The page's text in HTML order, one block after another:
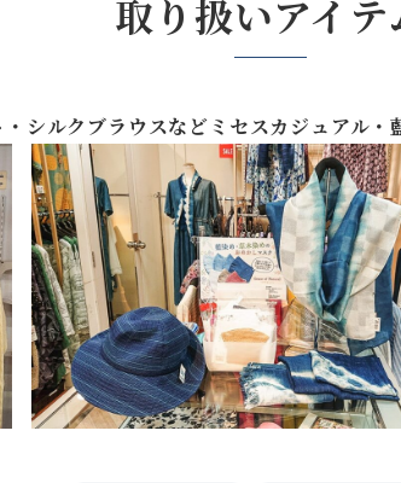
取り扱いアイテ
シルクブラウスなどミセスカジュアル